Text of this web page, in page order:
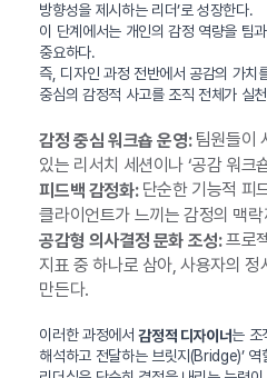
방향성을 제시하는 리더’로 성장한다.
이 단계에서는 개인의 감정 역량을 팀
중요하다.
즉, 디자인 과정 전반에서 공감의 가치
중심의 감정적 사고를 조직 전체가 실
감정 중심 워크숍 운영:팀원들이
있는 리서치 세션이나 ‘공감 워크
피드백 감정화:단순한 기능적 피
클라이언트가 느끼는 감정의 맥
공감형 의사결정 문화 조성:프로
지표 중 하나로 삼아, 사용자의
만든다.
이러한 과정에서감정적 디자이너는 조
해석하고 전달하는 브릿지(Bridge)’ 역